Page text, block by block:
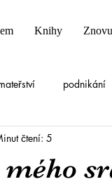
Knihy
podnikání
čtení: 5